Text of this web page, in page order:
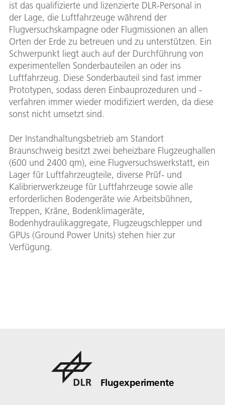
ist das qualifizierte und lizenzierte DLR-Personal in
der Lage, die Luftfahrzeuge während der
Flugversuchskampagne oder Flugmissionen an allen
Orten der Erde zu betreuen und zu unterstützen. Ein
Schwerpunkt liegt auch auf der Durchführung von
experimentellen Sonderbauteilen an oder ins
Luftfahrzeug. Diese Sonderbauteil sind fast immer
Prototypen, sodass deren Einbauprozeduren und -
verfahren immer wieder modifiziert werden, da diese
sonst nicht umsetzt sind.
Der Instandhaltungsbetrieb am Standort
Braunschweig besitzt zwei beheizbare Flugzeughallen
(600 und 2400 qm), eine Flugversuchswerkstatt, ein
Lager für Luftfahrzeugteile, diverse Prüf- und
Kalibrierwerkzeuge für Luftfahrzeuge sowie alle
erforderlichen Bodengeräte wie Arbeitsbühnen,
Treppen, Kräne, Bodenklimageräte,
Bodenhydraulikaggregate, Flugzeugschlepper und
GPUs (Ground Power Units) stehen hier zur
Verfügung.
Flugexperimente